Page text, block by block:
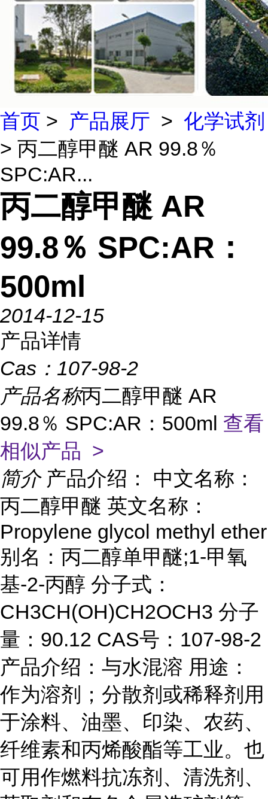
首页 > 产品展厅 > 化学试剂
> 丙二醇甲醚 AR 99.8％
SPC:AR...
丙二醇甲醚 AR
99.8％ SPC:AR：
500ml
2014-12-15
产品详情
Cas： 107-98-2
产品名称丙二醇甲醚 AR
99.8％ SPC:AR：500ml 查看
相似产品 >
简介 产品介绍： 中文名称：
丙二醇甲醚 英文名称：
Propylene glycol methyl ether
别名：丙二醇单甲醚;1-甲氧
基-2-丙醇 分子式：
CH3CH(OH)CH2OCH3 分子
量：90.12 CAS号：107-98-2
产品介绍：与水混溶 用途：
作为溶剂；分散剂或稀释剂用
于涂料、油墨、印染、农药、
纤维素和丙烯酸酯等工业。也
可用作燃料抗冻剂、清洗剂、